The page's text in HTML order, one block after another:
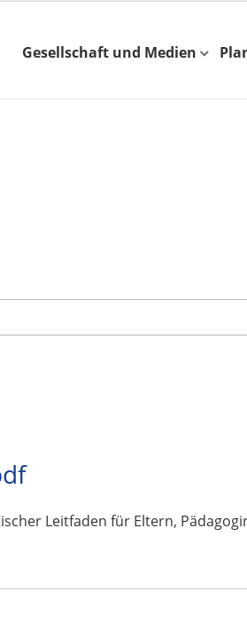
Gesellschaft und Medien
Leitfaden für Eltern,